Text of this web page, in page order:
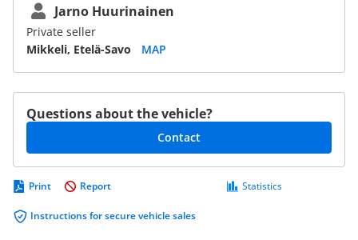
Jarno Huurinainen
Private seller
Mikkeli, Etelä-Savo
MAP
Questions about the vehicle?
Contact
Print
Instructions for secure vehicle sales
Statistics
Report